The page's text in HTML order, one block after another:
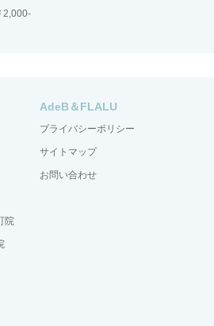
2,000-
院
AdeB＆FLALU
プライバシーポリシー
サイトマップ
お問い合わせ